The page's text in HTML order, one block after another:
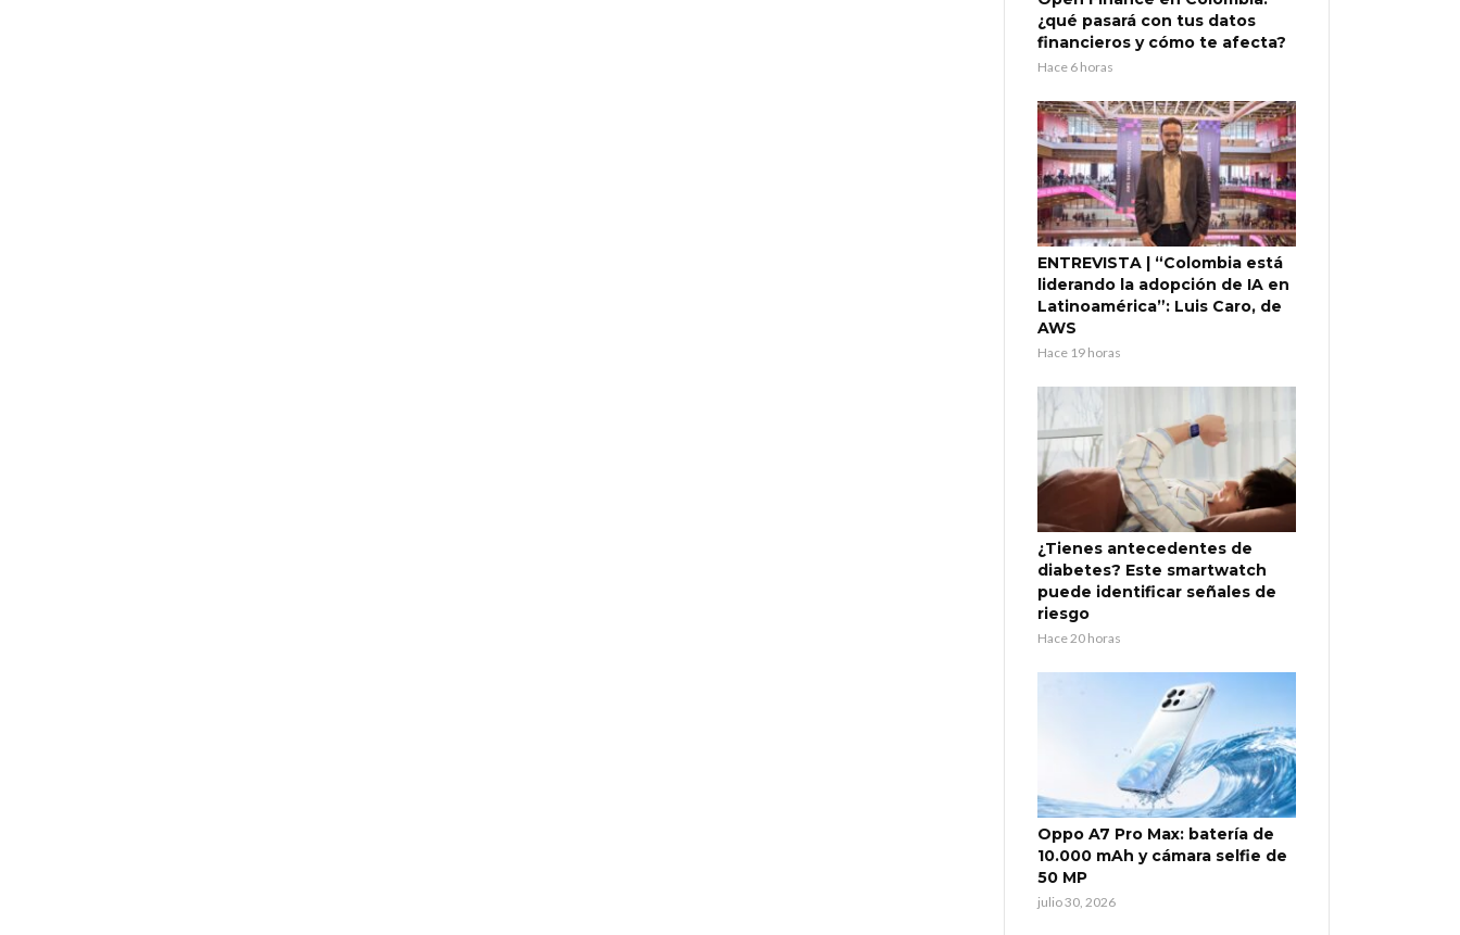
¿qué pasará con tus datos
financieros y cómo te afecta?
Hace 6 horas
ENTREVISTA | “Colombia está
liderando la adopción de IA en
Latinoamérica”: Luis Caro, de
AWS
Hace 19 horas
¿Tienes antecedentes de
diabetes? Este smartwatch
puede identificar señales de
riesgo
Hace 20 horas
Oppo A7 Pro Max: batería de
10.000 mAh y cámara selfie de
50 MP
julio 30, 2026